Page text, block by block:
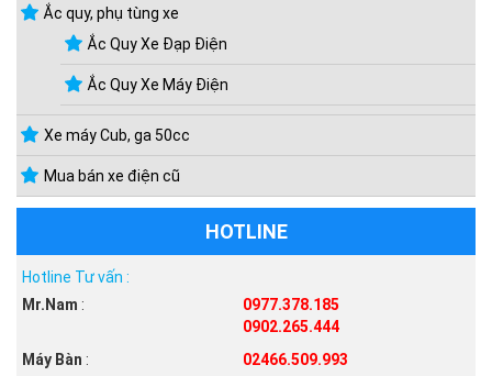
Ắc quy, phụ tùng xe
Ắc Quy Xe Đạp Điện
Ắc Quy Xe Máy Điện
Xe máy Cub, ga 50cc
Mua bán xe điện cũ
HOTLINE
Hotline Tư vấn :
Mr.Nam :
0977.378.185
0902.265.444
Máy Bàn :
02466.509.993